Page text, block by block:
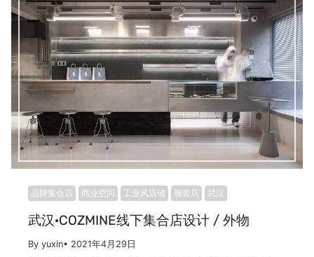
品牌集合店 商业空间 工业风店铺 服装店 武汉
武汉·COZMINE线下集合店设计 / 外物
By yuxin• 2021年4月29日